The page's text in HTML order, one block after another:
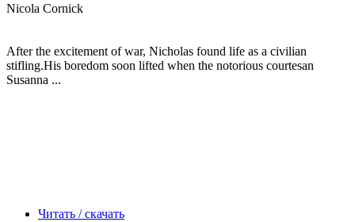
Nicola Cornick
After the excitement of war, Nicholas found life as a civilian
stifling.His boredom soon lifted when the notorious courtesan
Susanna ...
Читать / скачать